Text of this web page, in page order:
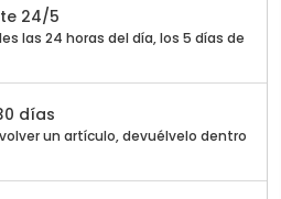
24/5
las 24 horas del día, los 5 días de
días
un artículo, devuélvelo dentro